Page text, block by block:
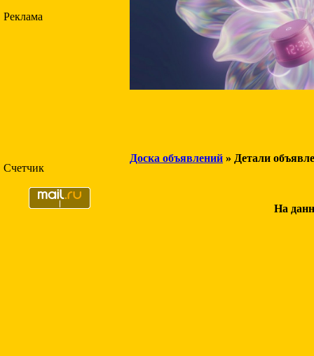
Реклама
Счетчик
Доска объявлений » Детали
На